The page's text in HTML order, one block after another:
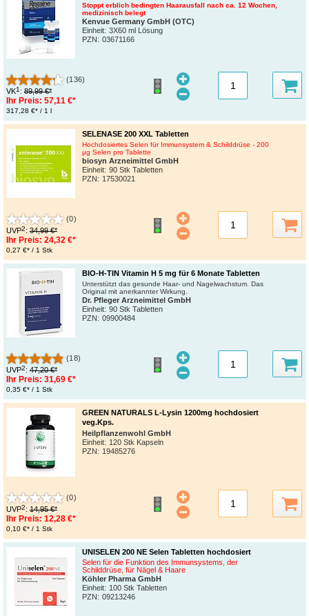
Stoppt erblich bedingten Haarausfall nach ca. 12 Wochen,
medizinisch belegt
Kenvue Germany GmbH (OTC)
Einheit: 3X60 ml Lösung
PZN: 03671166
(136)
VK1 : 89,99 €*
Ihr Preis: 57,11 €*
317,28 €* / 1 l
SELENASE 200 XXL Tabletten
Hochdosiertes Selen für Immunsystem & Schilddrüse - 200
μg Selen pro Tablette
biosyn Arzneimittel GmbH
Einheit: 90 Stk Tabletten
PZN: 17530021
(0)
UVP2: 34,99 €*
Ihr Preis: 24,32 €*
0,27 €* / 1 Stk
BIO-H-TIN Vitamin H 5 mg für 6 Monate Tabletten
Unterstützt das gesunde Haar- und Nagelwachstum. Das
Original mit anerkannter Wirkung.
Dr. Pfleger Arzneimittel GmbH
Einheit: 90 Stk Tabletten
PZN: 09900484
(18)
UVP2: 47,20 €*
Ihr Preis: 31,69 €*
0,35 €* / 1 Stk
GREEN NATURALS L-Lysin 1200mg hochdosiert
veg.Kps.
Heilpflanzenwohl GmbH
Einheit: 120 Stk Kapseln
PZN: 19485276
(0)
UVP2: 14,95 €*
Ihr Preis: 12,28 €*
0,10 €* / 1 Stk
UNISELEN 200 NE Selen Tabletten hochdosiert
Selen für die Funktion des Immunsystems, der
Schilddrüse, für Nägel & Haare
Köhler Pharma GmbH
Einheit: 100 Stk Tabletten
PZN: 09213246